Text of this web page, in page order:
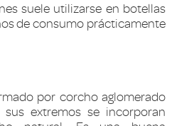
suele utilizarse en botellas
de consumo prácticamente
por corcho aglomerado
extremos se incorporan